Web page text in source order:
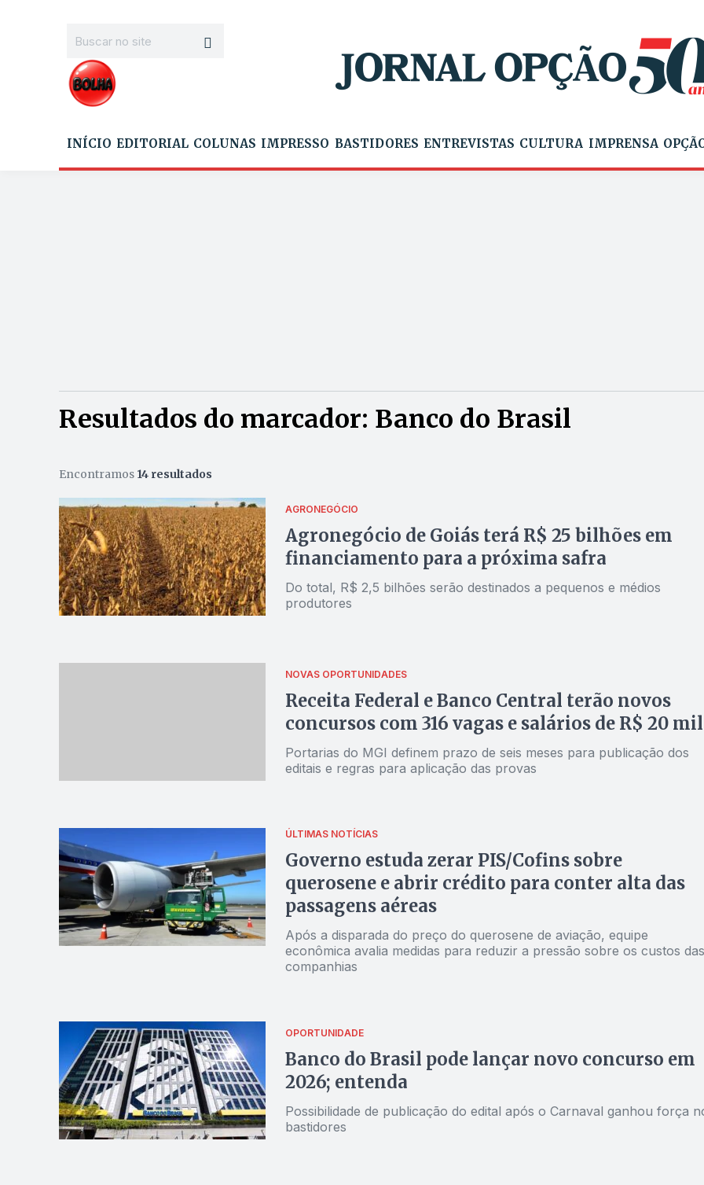
INÍCIO EDITORIAL COLUNAS IMPRESSO BASTIDORES ENTREVISTAS CULTURA IMPRENSA
Resultados do marcador: Banco do Brasil
Encontramos 14 resultados
AGRONEGÓCIO
Agronegócio de Goiás terá R$ 25 bilhões em
financiamento para a próxima safra
Do total, R$ 2,5 bilhões serão destinados a pequenos e médios
produtores
NOVAS OPORTUNIDADES
Receita Federal e Banco Central terão novos
concursos com 316 vagas e salários de R$ 20 mil
Portarias do MGI definem prazo de seis meses para publicação dos
editais e regras para aplicação das provas
ÚLTIMAS NOTÍCIAS
Governo estuda zerar PIS/Cofins sobre
querosene e abrir crédito para conter alta das
passagens aéreas
Após a disparada do preço do querosene de aviação, equipe
econômica avalia medidas para reduzir a pressão sobre os custos das
companhias
OPORTUNIDADE
Banco do Brasil pode lançar novo concurso em
2026; entenda
Possibilidade de publicação do edital após o Carnaval ganhou força
bastidores